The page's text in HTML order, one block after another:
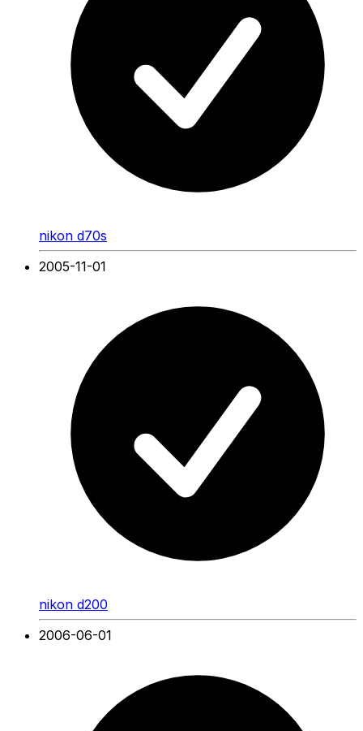
nikon d70s
2005-11-01
nikon d200
2006-06-01